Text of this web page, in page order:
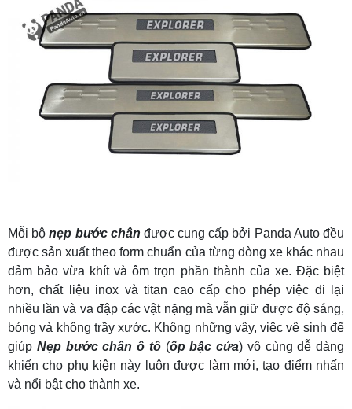
Mỗi bộnẹp bước chân được cung cấp bởi Panda Auto đều
được sản xuất theo form chuẩn của từng dòng xe khác nhau
đảm bảo vừa khít và ôm trọn phần thành của xe. Đặc biệt
hơn, chất liệu inox và titan cao cấp cho phép việc đi lại
nhiều lần và va đập các vật nặng mà vẫn giữ được độ sáng,
bóng và không trầy xước. Không những vậy, việc vệ sinh để
giúp Nẹp bước chân ô tô (ốp bậc cửa) vô cùng dễ dàng
khiến cho phụ kiện này luôn được làm mới, tạo điểm nhấn
và nổi bật cho thành xe.